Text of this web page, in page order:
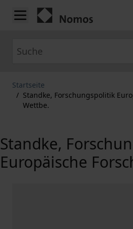
Zum Inhalt springen
Startseite
/ Standke, Forschungspolitik
Wettbe.
Standke,
Europäische